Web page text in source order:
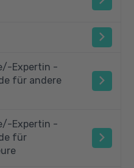
Expertin -
für andere
Expertin -
für